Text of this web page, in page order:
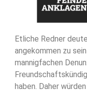
Etliche Redner
angekommen zu
mannigfachen
haben. Daher